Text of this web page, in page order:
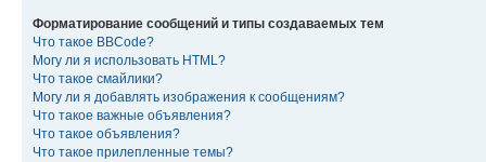
Форматирование сообщений и типы создаваемых тем
Что такое BBCode?
Могу ли я использовать HTML?
Что такое смайлики?
Могу ли я добавлять изображения к сообщениям?
Что такое важные объявления?
Что такое объявления?
Что такое прилепленные темы?